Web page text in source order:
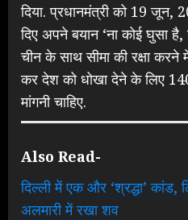
दिया. प्रधानमंत्री को 19
दिए अपने बयान ‘ना कोई घुसा
चीन के साथ सीमा की रक्षा
कर देश को धोखा देने के लिए
मांगनी चाहिए.
Also Read-
दिल्ली में एक और ‘श्रद्धा’ कांड,
अलमारी में रखा शव